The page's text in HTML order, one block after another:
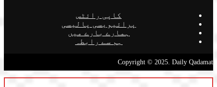
کاپی رائٹس
پرائیویسی پالیسی
ہمارے بارے میں
ہم سے رابطہ
Copyright © 2025. Daily Qadamat